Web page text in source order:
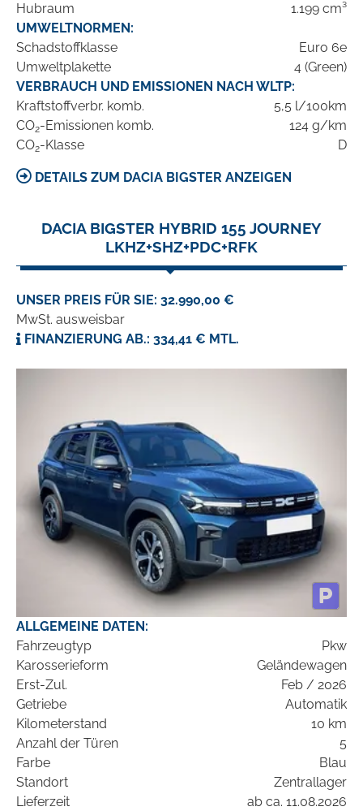
Hubraum
1.199 cm³
UMWELTNORMEN:
Schadstoffklasse
Euro 6e
Umweltplakette
4 (Green)
VERBRAUCH UND EMISSIONEN NACH WLTP:
Kraftstoffverbr. komb.
5,5 l/100km
CO2-Emissionen komb.
124 g/km
CO2-Klasse D
DETAILS ZUM DACIA BIGSTER ANZEIGEN
DACIA BIGSTER HYBRID 155 JOURNEY
LKHZ+SHZ+PDC+RFK
UNSER PREIS FÜR SIE: 32.990,00 €
MwSt. ausweisbar
FINANZIERUNG AB.: 334,41 € MTL.
ALLGEMEINE DATEN:
Fahrzeugtyp
Pkw
Karosserieform
Geländewagen
Erst-Zul.
Feb / 2026
Getriebe
Automatik
Kilometerstand
10 km
Anzahl der Türen
5
Farbe
Blau
Standort
Zentrallager
Lieferzeit
ab ca. 11.08.2026